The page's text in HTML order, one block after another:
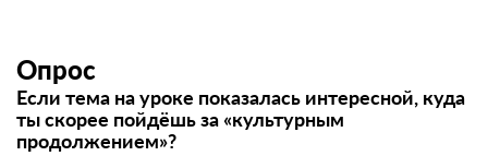
Опрос
Если тема на уроке показалась интересной, куда
ты скорее пойдёшь за «культурным
продолжением»?